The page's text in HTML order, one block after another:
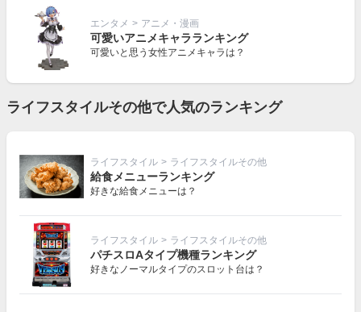
エンタメ > アニメ・漫画
可愛いアニメキャラランキング
可愛いと思う女性アニメキャラは？
ライフスタイルその他で人気のランキング
ライフスタイル > ライフスタイルその他
給食メニューランキング
好きな給食メニューは？
ライフスタイル > ライフスタイルその他
パチスロAタイプ機種ランキング
好きなノーマルタイプのスロット台は？